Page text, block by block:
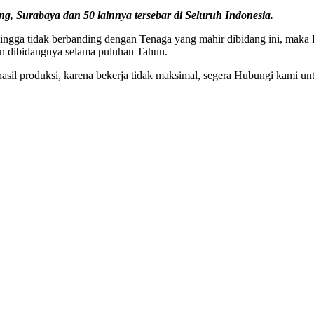
Surabaya dan 50 lainnya tersebar di Seluruh Indonesia.
tidak berbanding dengan Tenaga yang mahir dibidang ini,
dibidangnya selama puluhan Tahun.
produksi, karena bekerja tidak maksimal, segera Hubungi kami